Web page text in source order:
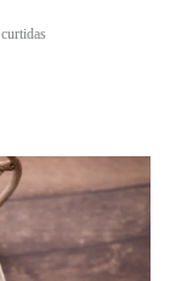
curtidas